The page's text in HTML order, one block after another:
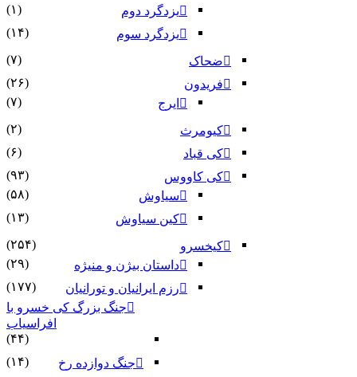
یزدگرد دوم
(۱)
یزدگرد سوم
(۱۴)
ضحاک
(۷)
فریدون
(۲۶)
ایرج
(۷)
کیومرث
(۲)
کی قباد
(۶)
کی کاووس
(۹۳)
سیاوش
(۵۸)
کین سیاوش
(۱۳)
کیخسرو
(۲۵۴)
داستان بیژن و منیژه
(۲۹)
رزم ایرانیان و تورانیان
(۱۷۷)
جنگ بزرگ کی خسرو با
افراسیاب
(۴۴)
جنگ دوازده رخ
(۱۴)